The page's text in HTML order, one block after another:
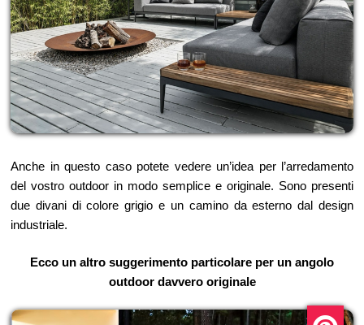
Anche in questo caso potete vedere un’idea per l’arredamento
del vostro outdoor in modo semplice e originale. Sono presenti
due divani di colore grigio e un camino da esterno dal design
industriale.
Ecco un altro suggerimento particolare per un angolo
outdoor davvero originale